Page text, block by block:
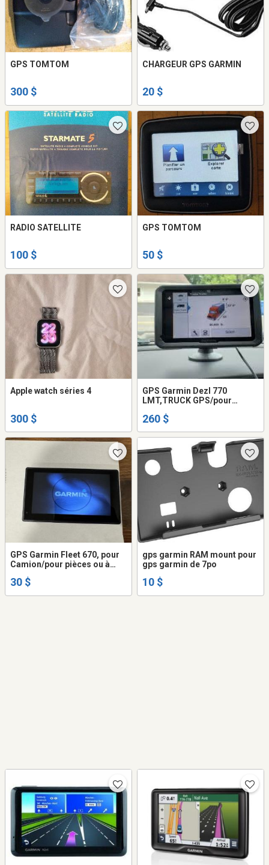
GPS TOMTOM
300 $
CHARGEUR GPS GARMIN
20 $
RADIO SATELLITE
100 $
GPS TOMTOM
50 $
Apple watch séries 4
300 $
GPS Garmin Dezl 770
LMT,TRUCK GPS/pour
260 $
GPS Garmin Fleet 670, pour
Camion/pour pièces ou à
30 $
gps garmin RAM mount pour
gps garmin de 7po
10 $